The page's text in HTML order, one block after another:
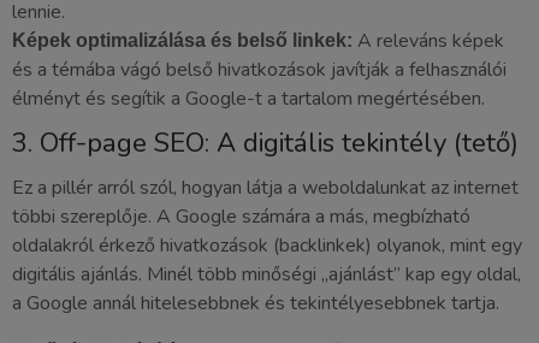
lennie.
Képek optimalizálása és belső linkek: A releváns képek
és a témába vágó belső hivatkozások javítják a felhasználói
élményt és segítik a Google-t a tartalom megértésében.
3. Off-page SEO: A digitális tekintély (tető)
Ez a pillér arról szól, hogyan látja a weboldalunkat az internet
többi szereplője. A Google számára a más, megbízható
oldalakról érkező hivatkozások (backlinkek) olyanok, mint egy
digitális ajánlás. Minél több minőségi „ajánlást” kap egy oldal,
a Google annál hitelesebbnek és tekintélyesebbnek tartja.